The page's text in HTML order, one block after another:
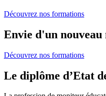
Découvrez nos formations
Envie d'un nouveau
Découvrez nos formations
Le diplôme d’Etat